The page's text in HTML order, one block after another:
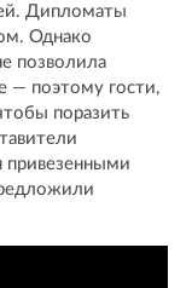
Дипломаты
Однако
позволила
— поэтому гости,
поразить
привезенными